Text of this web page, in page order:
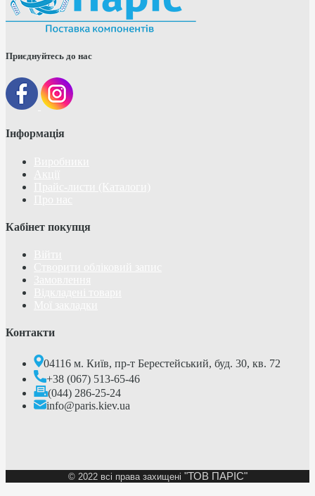
Приєднуйтесь до нас
Інформація
Кабінет покупця
Контакти
04116 м. Київ, пр-т Берестейський, буд. 30, кв. 72
+38 (067) 513-65-46
(044) 286-25-24
info@paris.kiev.ua
© 2022 всі права захищені "ТОВ ПАРІС"